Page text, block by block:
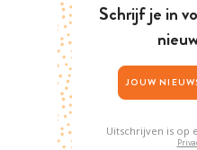
Schrijf je in
Uitschrijven is op